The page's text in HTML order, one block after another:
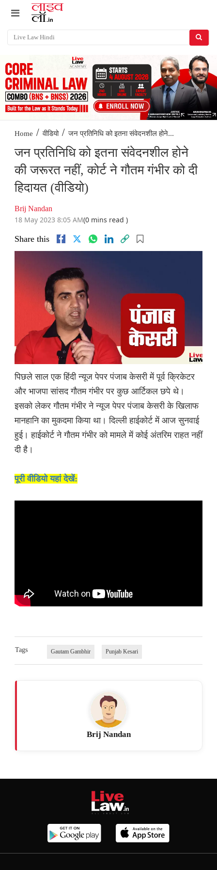
Home / वीडियो / जन प्रतिनिधि को इतना संवेदनशील होने...
जन प्रतिनिधि को इतना संवेदनशील होने
की जरूरत नहीं, कोर्ट ने गौतम गंभीर को दी
हिदायत (वीडियो)
Brij Nandan
18 May 2023 8:05 AM(0 mins read )
Share this
पिछले साल एक हिंदी न्यूज पेपर पंजाब केसरी में पूर्व क्रिकेटर
और भाजपा सांसद गौतम गंभीर पर कुछ आर्टिकल छपे थे।
इसको लेकर गौतम गंभीर ने न्यूज पेपर पंजाब केसरी के खिलाफ
मानहानि का मुकदमा किया था। दिल्ली हाईकोर्ट में आज सुनवाई
हुई। हाईकोर्ट ने गौतम गंभीर को मामले में कोई अंतरिम राहत नहीं
दी है।
पूरी वीडियो यहां देखें:
Tags Gautam Gambhir Punjab Kesari
Brij Nandan